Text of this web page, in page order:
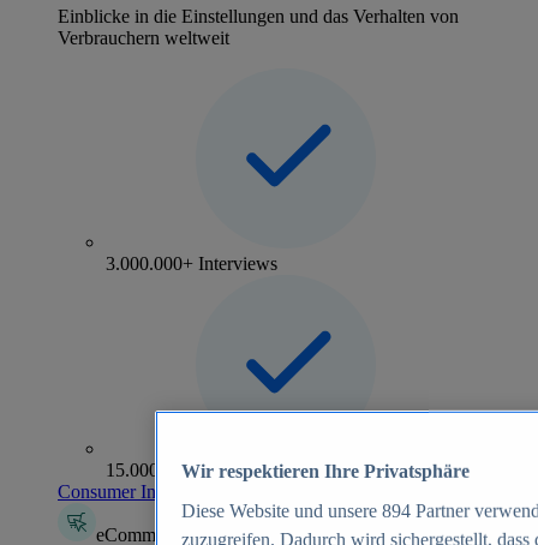
Einblicke in die Einstellungen und das Verhalten von
Verbrauchern weltweit
3.000.000+ Interviews
15.000+ Marken
Consumer Insights entdecken
eCommerce Insights
Wir respektieren Ihre Privatsphäre
Diese Website und unsere 894 Partner
zuzugreifen. Dadurch wird sichergestellt,